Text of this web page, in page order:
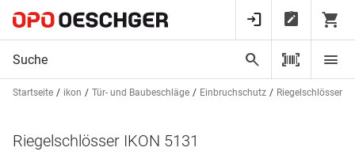
Startseite ikon Tür- und Baubeschläge Einbruchschutz Riegelschlösser +
Riegelschlösser IKON 5131